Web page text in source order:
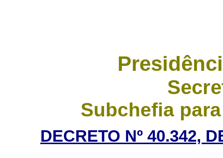
Subchefia
DECRETO Nº 40.342,